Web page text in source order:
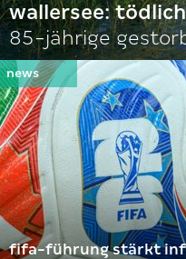
wallersee:
85-jährige
fifa-führung stärkt